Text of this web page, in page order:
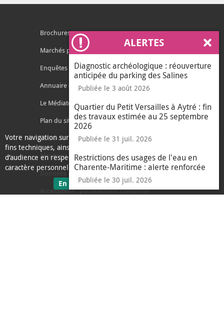
Votre navigation sur ce site nécessite l’usage de cookies pour des
fins techniques, ainsi que des cookies anonymisés de mesure
d’audience en respect de la législation relative aux données à
caractère personnel.
En savoir plussur les données personnelles
J'ai compris
le message
ALERTES
Diagnostic archéologique : réouverture
anticipée du parking des Salines
Publiée le 3 août 2026
Quartier du Petit Versailles à Aytré : fin
des travaux estimée au 25 septembre
2026
Publiée le 31 juil. 2026
Restrictions des usages de l'eau en
Charente-Maritime : alerte renforcée
Publiée le 30 juil. 2026
Brochures
Marchés publics
Enquêtes publiques
Annuaire des services
Le Médiateur de l'Agglo
Plan du site
Contacter l'agglo
Mentions légales
Accessibilité : partiellement conforme